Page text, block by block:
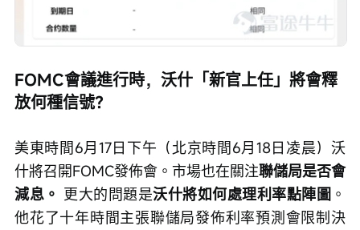
FOMC會議進行時，沃什「新官上任」將會釋
放何種信號？
美東時間6月17日下午（北京時間6月18日凌晨）沃
什將召開FOMC發佈會。市場也在關注聯儲局是否會
減息。 更大的問題是沃什將如何處理利率點陣圖 。
他花了十年時間主張聯儲局發佈利率預測會限制決